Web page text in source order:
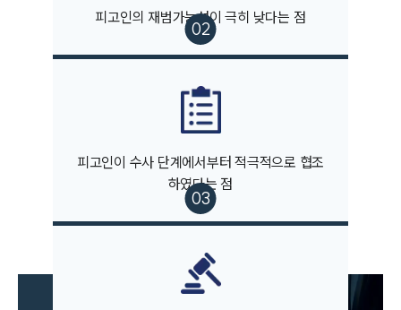
팀소개
팀소개
대륜의 강점
오시는 길
글로벌 파트너 로펌
고객의 소리
피고인의 재범가능성이 극히 낮다는 점
피고인이 수사 단계에서부터 적극적으로 협조
하였다는 점